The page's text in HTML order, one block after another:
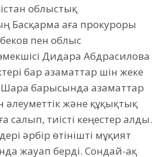
облыстық
Басқарма аға прокуроры
пен облыс
Дидара Абдрасилова
бар азаматтар үшін жеке
Шара барысында азаматтар
әлеуметтік және құқықтық
салып, тиісті кеңестер алды.
әрбір өтінішті мұқият
жауап берді. Сондай-ақ